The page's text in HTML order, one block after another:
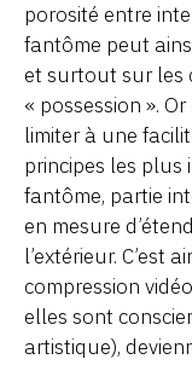
porosité entre
fantôme peut
et surtout sur les
« possession ».
limiter à une
principes les plus
fantôme, partie
en mesure
l’extérieur. C’est
compression
elles sont
artistique),